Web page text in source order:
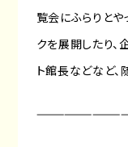
覧会にふらりとや
クを展開したり、
ト館長などなど、